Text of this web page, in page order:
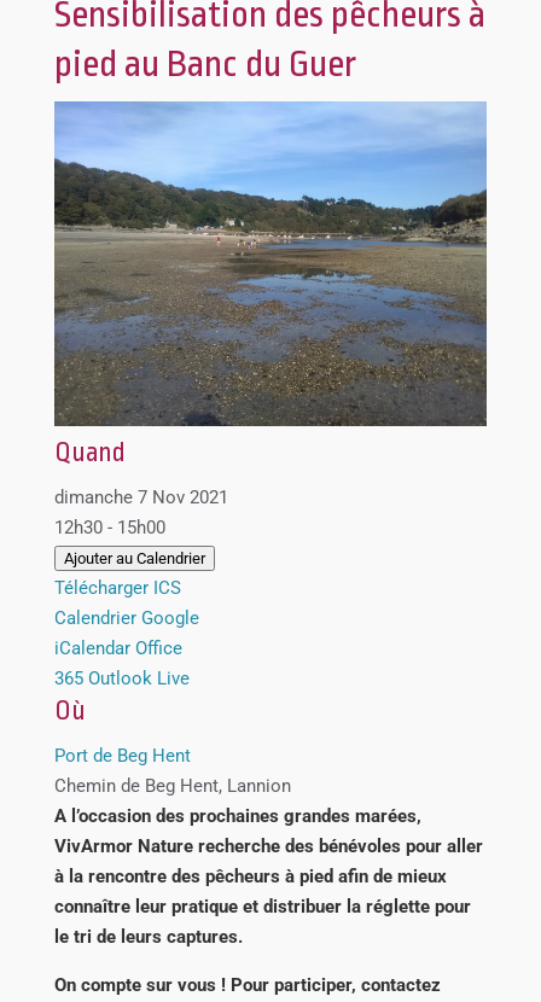
Sensibilisation des pêcheurs à
pied au Banc du Guer
Quand
dimanche 7 Nov 2021
12h30 - 15h00
Ajouter au Calendrier
Télécharger ICS
Calendrier Google
iCalendar Office
365 Outlook Live
Où
Port de Beg Hent
Chemin de Beg Hent, Lannion
A l’occasion des prochaines grandes marées,
VivArmor Nature recherche des bénévoles pour aller
à la rencontre des pêcheurs à pied afin de mieux
connaître leur pratique et distribuer la réglette pour
le tri de leurs captures.
On compte sur vous ! Pour participer, contactez